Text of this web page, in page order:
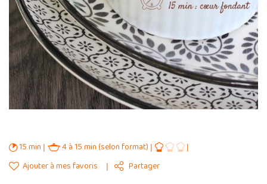
15 min
4 à 15 min (selon format)
Ajouter à mes favoris
Partager